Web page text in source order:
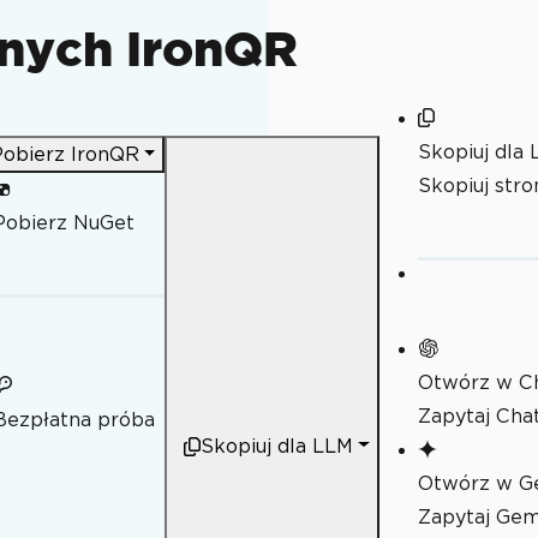
IronQR
IronQR
NuGet
próba
Skopiuj dla LLM
Skopiuj dla
Skopiuj
Otwórz w
Zapytaj
Otwórz w
Zapytaj